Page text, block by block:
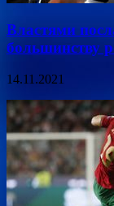
Властями
большинству
14.11.2021